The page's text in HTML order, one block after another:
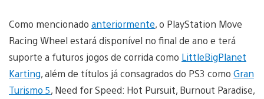
Como mencionado anteriormente, o PlayStation Move
Racing Wheel estará disponível no final de ano e terá
suporte a futuros jogos de corrida como LittleBigPlanet
Karting, além de títulos já consagrados do PS3 como Gran
Turismo 5, Need for Speed: Hot Pursuit, Burnout Paradise,